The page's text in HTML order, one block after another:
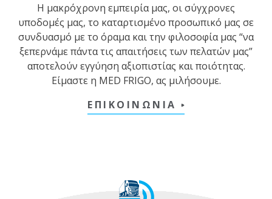
Η μακρόχρονη εμπειρία μας, οι σύγχρονες
υποδομές μας, το καταρτισμένο προσωπικό μας σε
συνδυασμό με το όραμα και την φιλοσοφία μας “να
ξεπερνάμε πάντα τις απαιτήσεις των πελατών μας”
αποτελούν εγγύηση αξιοπιστίας και ποιότητας.
Είμαστε η MED FRIGO, ας μιλήσουμε.
ΕΠΙΚΟΙΝΩΝΙΑ